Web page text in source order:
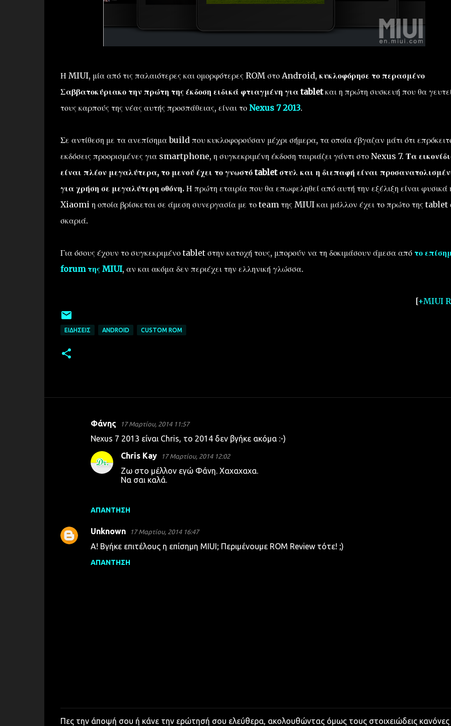
Η MIUI, μία από τις παλαιότερες και ομορφότερες ROM στο Android, κυκλοφόρησε το περασμένο
Σαββατοκύριακο την πρώτη της έκδοση ειδικά φτιαγμένη για tabletκαι η πρώτη συσκευή που θα
τους καρπούς της νέας αυτής προσπάθειας, είναι το Nexus 7 2013.
Σε αντίθεση με τα ανεπίσημα build που κυκλοφορούσαν μέχρι σήμερα, τα οποία έβγαζαν μάτι ότι
εκδόσεις προορισμένες για smartphone, η συγκεκριμένη έκδοση ταιριάζει γάντι στο Nexus 7. Τα
είναι πλέον μεγαλύτερα, το μενού έχει το γνωστό tablet στυλ και η διεπαφή είναι
για χρήση σε μεγαλύτερη οθόνη.Η πρώτη εταιρία που θα επωφεληθεί από αυτή την εξέλιξη είναι φυσικά
Xiaomi η οποία βρίσκεται σε άμεση συνεργασία με το team της MIUI και μάλλον έχει το πρώτο της tablet
σκαριά.
Για όσους έχουν το συγκεκριμένο tablet στην κατοχή τους, μπορούν να τη δοκιμάσουν άμεσα από το
forum της MIUI, αν και ακόμα δεν περιέχει την ελληνική γλώσσα.
[+MIUI
ΕΙΔΉΣΕΙΣ ANDROID CUSTOM ROM
Φάνης 17 Μαρτίου, 2014 11:57
Nexus 7 2013 είναι Chris, το 2014 δεν βγήκε ακόμα :-)
ΑΠΆΝΤΗΣΗ
Chris Kay 17 Μαρτίου, 2014 12:02
Ζω στο μέλλον εγώ Φάνη. Χαχαχαχα.
Να σαι καλά.
Unknown 17 Μαρτίου, 2014 16:47
Α! Βγήκε επιτέλους η επίσημη MIUI; Περιμένουμε ROM Review τότε! ;)
ΑΠΆΝΤΗΣΗ
Δ
Πες την άποψή σου ή κάνε την ερώτησή σου ελεύθερα, ακολουθώντας όμως τους στοιχειώδεις κανόνες